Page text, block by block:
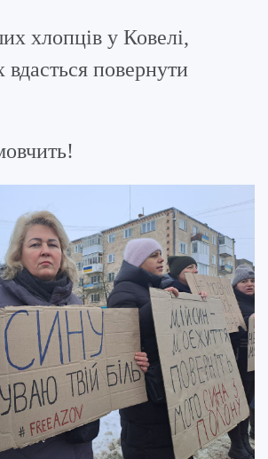
хлопців у Ковелі,
вдасться повернути